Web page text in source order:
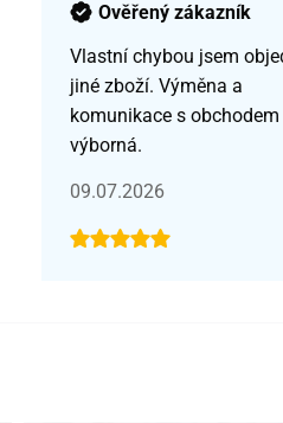
Ověřený zákazník
Vlastní chybou jsem
jiné zboží. Výměna a
komunikace s obchodem
výborná.
09.07.2026